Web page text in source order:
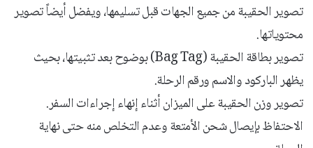
تصوير الحقيبة من جميع الجهات قبل تسليمها، ويفضل أيضاً تصوير
محتوياتها.
تصوير بطاقة الحقيبة (Bag Tag) بوضوح بعد تثبيتها، بحيث
يظهر الباركود والاسم ورقم الرحلة.
تصوير وزن الحقيبة على الميزان أثناء إنهاء إجراءات السفر.
الاحتفاظ بإيصال شحن الأمتعة وعدم التخلص منه حتى نهاية